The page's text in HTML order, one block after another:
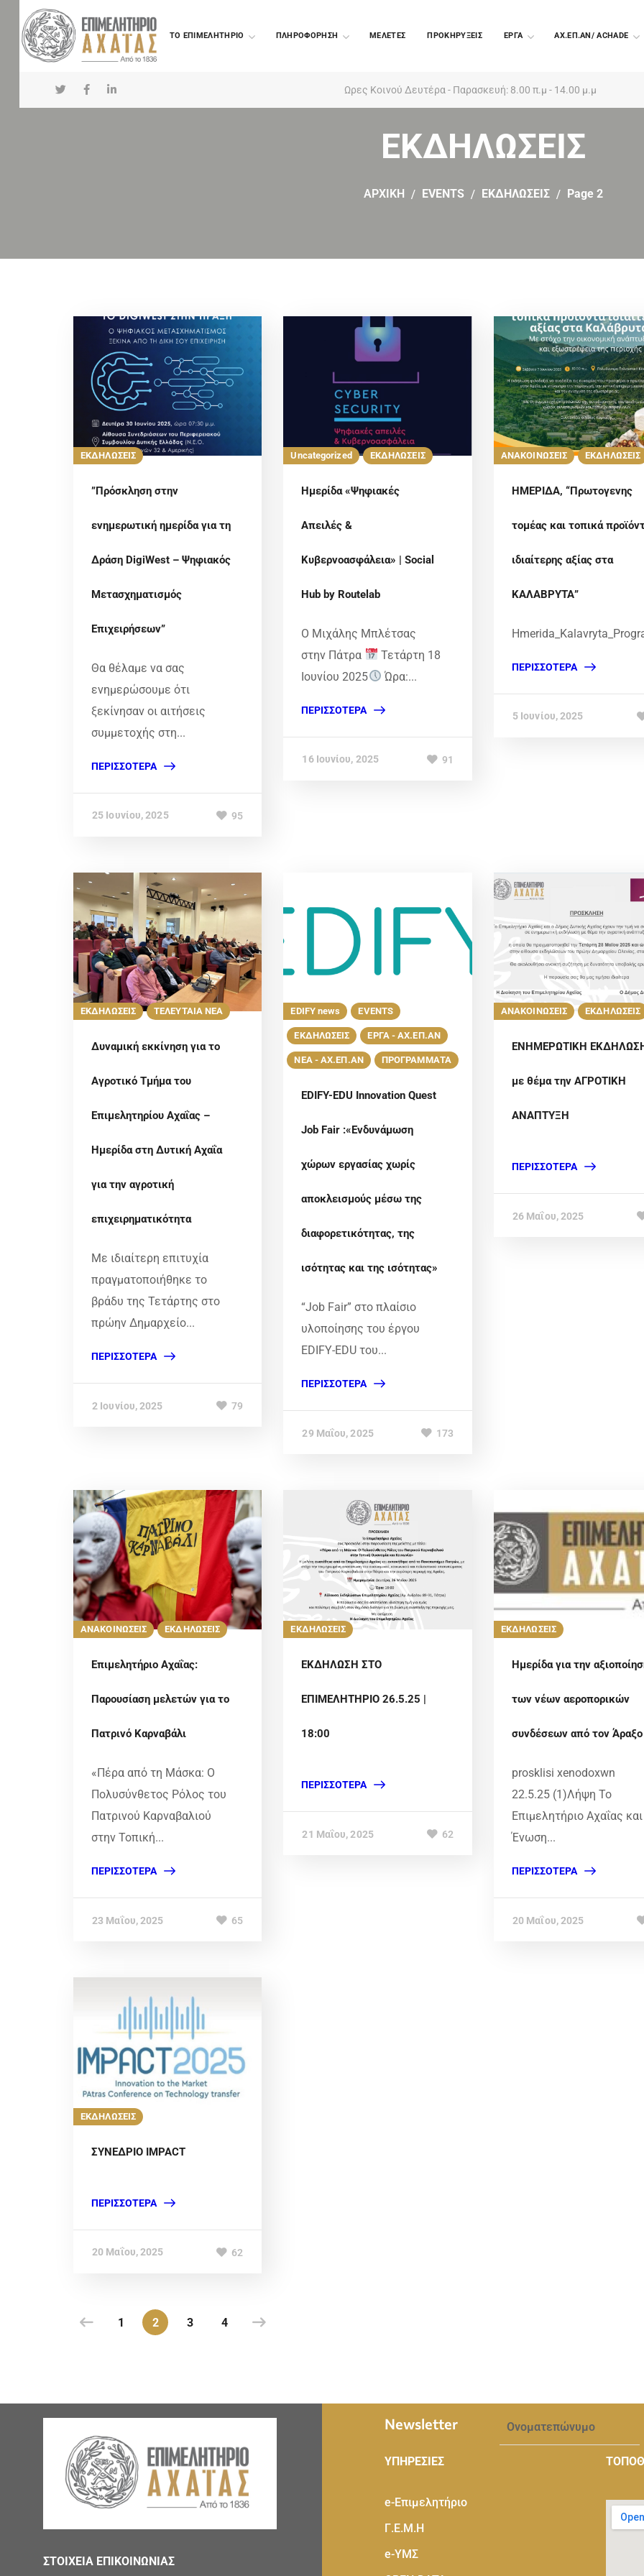
TO ΕΠΙΜΕΛΗΤΗΡΙΟ ΠΛΗΡΟΦΟΡΗΣΗ ΜΕΛΕΤΕΣ ΠΡΟΚΗΡΥΞΕΙΣ EΡΓΑ ΑΧ.ΕΠ.ΑΝ/ ACHADE
Ωρες Κοινού Δευτέρα - Παρασκευή: 8.00 π.μ - 14.00 μ.μ
ΕΚΔΗΛΩΣΕΙΣ
ΑΡΧΙΚΗ EVENTS ΕΚΔΗΛΩΣΕΙΣ Page 2
ΕΚΔΗΛΩΣΕΙΣ
”Πρόσκληση στην
ενημερωτική ημερίδα για τη
Δράση DigiWest – Ψηφιακός
Μετασχηματισμός
Επιχειρήσεων”
Θα θέλαμε να σας
ενημερώσουμε ότι
ξεκίνησαν οι αιτήσεις
συμμετοχής στη...
ΠΕΡΙΣΣΌΤΕΡΑ
25 Ιουνίου, 2025 95
Uncategorized ΕΚΔΗΛΩΣΕΙΣ
Ημερίδα «Ψηφιακές
Απειλές &
Κυβερνοασφάλεια» | Social
Hub by Routelab
Ο Μιχάλης Μπλέτσας
στην Πάτρα
Τετάρτη 18
Ιουνίου 2025
Ώρα:...
ΠΕΡΙΣΣΌΤΕΡΑ
16 Ιουνίου, 2025 91
ΑΝΑΚΟΙΝΩΣΕΙΣ ΕΚΔΗΛΩΣΕΙΣ
ΗΜΕΡΙΔΑ, “Πρωτογενης
τομέας και τοπικά
ιδιαίτερης αξίας στα
ΚΑΛΑΒΡΥΤΑ”
ΠΕΡΙΣΣΌΤΕΡΑ
5 Ιουνίου, 2025
ΕΚΔΗΛΩΣΕΙΣ ΤΕΛΕΥΤΑΙΑ ΝΕΑ
Δυναμική εκκίνηση για το
Αγροτικό Τμήμα του
Επιμελητηρίου Αχαΐας –
Ημερίδα στη Δυτική Αχαΐα
για την αγροτική
επιχειρηματικότητα
Με ιδιαίτερη επιτυχία
πραγματοποιήθηκε το
βράδυ της Τετάρτης στο
πρώην Δημαρχείο...
ΠΕΡΙΣΣΌΤΕΡΑ
2 Ιουνίου, 2025 79
EDIFY news EVENTS
ΕΚΔΗΛΩΣΕΙΣ ΕΡΓΑ - ΑΧ.ΕΠ.ΑΝ
ΝΕΑ - ΑΧ.ΕΠ.ΑΝ ΠΡΟΓΡΑΜΜΑΤΑ
EDIFY-EDU Innovation Quest
Job Fair :«Ενδυνάμωση
χώρων εργασίας χωρίς
αποκλεισμούς μέσω της
διαφορετικότητας, της
ισότητας και της ισότητας»
“Job Fair” στο πλαίσιο
υλοποίησης του έργου
EDIFY-EDU του...
ΠΕΡΙΣΣΌΤΕΡΑ
29 Μαΐου, 2025 173
ΑΝΑΚΟΙΝΩΣΕΙΣ ΕΚΔΗΛΩΣΕΙΣ
ΕΝΗΜΕΡΩΤΙΚΗ
με θέμα την ΑΓΡΟΤΙΚΗ
ΑΝΑΠΤΥΞΗ
ΠΕΡΙΣΣΌΤΕΡΑ
26 Μαΐου, 2025
ΑΝΑΚΟΙΝΩΣΕΙΣ ΕΚΔΗΛΩΣΕΙΣ
Επιμελητήριο Αχαΐας:
Παρουσίαση μελετών για το
Πατρινό Καρναβάλι
«Πέρα από τη Μάσκα: Ο
Πολυσύνθετος Ρόλος του
Πατρινού Καρναβαλιού
στην Τοπική...
ΠΕΡΙΣΣΌΤΕΡΑ
23 Μαΐου, 2025 65
ΕΚΔΗΛΩΣΕΙΣ
ΕΚΔΗΛΩΣΗ ΣΤΟ
ΕΠΙΜΕΛΗΤΗΡΙΟ 26.5.25 |
18:00
ΠΕΡΙΣΣΌΤΕΡΑ
21 Μαΐου, 2025 62
ΕΚΔΗΛΩΣΕΙΣ
Ημερίδα για την
των νέων αεροπορικών
συνδέσεων από τον Άραξο
prosklisi xenodoxwn
22.5.25 (1)Λήψη Το
Επιμελητήριο Αχαΐας
Ένωση...
ΠΕΡΙΣΣΌΤΕΡΑ
20 Μαΐου, 2025
ΕΚΔΗΛΩΣΕΙΣ
ΣΥΝΕΔΡΙΟ IMPACT
ΠΕΡΙΣΣΌΤΕΡΑ
20 Μαΐου, 2025 62
1 2 3 4
ΣΤΟΙΧΕΙΑ ΕΠΙΚΟΙΝΩΝΙΑΣ
Newsletter
ΥΠΗΡΕΣΙΕΣ
e-Eπιμελητήριο
Γ.Ε.Μ.Η
e-ΥΜΣ